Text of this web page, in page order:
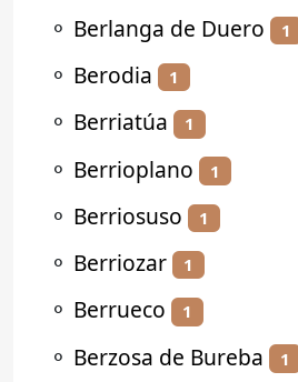
⚬ Berlanga de Duero 1
⚬ Berodia 1
⚬ Berriatúa 1
⚬ Berrioplano 1
⚬ Berriosuso 1
⚬ Berriozar 1
⚬ Berrueco 1
⚬ Berzosa de Bureba 1